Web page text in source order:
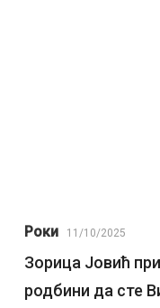
Роки 11/10/2025
Зорица Јовић
родбини да сте